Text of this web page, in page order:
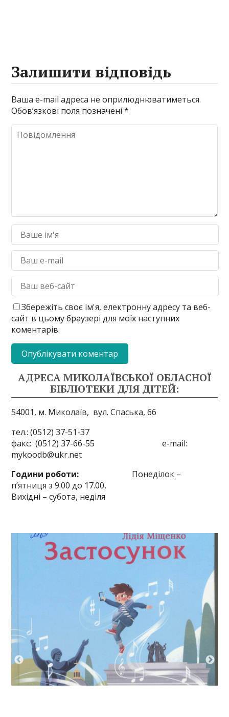
Залишити відповідь
Ваша e-mail адреса не оприлюднюватиметься.
Обов’язкові поля позначені*
Збережіть своє ім'я, електронну адресу та веб-
сайт в цьому браузері для моїх наступних
коментарів.
АДРЕСА МИКОЛАЇВСЬКОЇ ОБЛАСНОЇ
БІБЛІОТЕКИ ДЛЯ ДІТЕЙ:
54001, м. Миколаїв, вул. Спаська, 66
тел.: (0512) 37-51-37
факс: (0512) 37-66-55 e-mail:
mykoodb@ukr.net
Години роботи: Понеділок –
п’ятниця з 9.00 до 17.00,
Вихідні – субота, неділя